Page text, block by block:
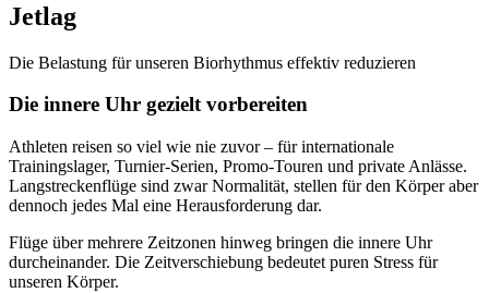
Jetlag
Die Belastung für unseren Biorhythmus effektiv reduzieren
Die innere Uhr gezielt vorbereiten
Athleten reisen so viel wie nie zuvor – für internationale
Trainingslager, Turnier-Serien, Promo-Touren und private Anlässe.
Langstreckenflüge sind zwar Normalität, stellen für den Körper aber
dennoch jedes Mal eine Herausforderung dar.
Flüge über mehrere Zeitzonen hinweg bringen die innere Uhr
durcheinander. Die Zeitverschiebung bedeutet puren Stress für
unseren Körper.